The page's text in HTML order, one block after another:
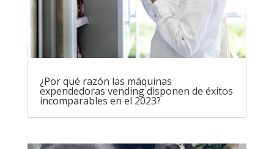
¿Por qué razón las máquinas
expendedoras vending disponen de éxitos
incomparables en el 2023?